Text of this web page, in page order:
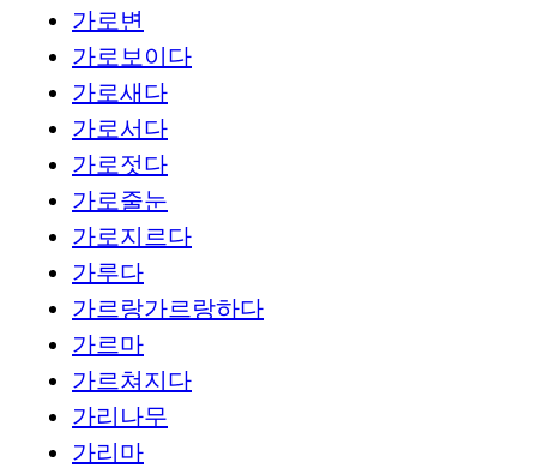
가로변
가로보이다
가로새다
가로서다
가로젓다
가로줄눈
가로지르다
가루다
가르랑가르랑하다
가르마
가르쳐지다
가리나무
가리마